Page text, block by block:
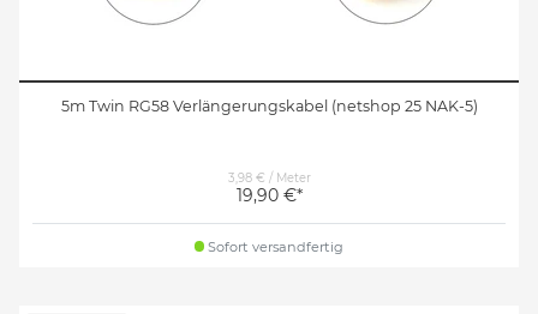
5m Twin RG58 Verlängerungskabel (netshop 25 NAK-5)
3,98 € / Meter
19,90 €*
Sofort versandfertig